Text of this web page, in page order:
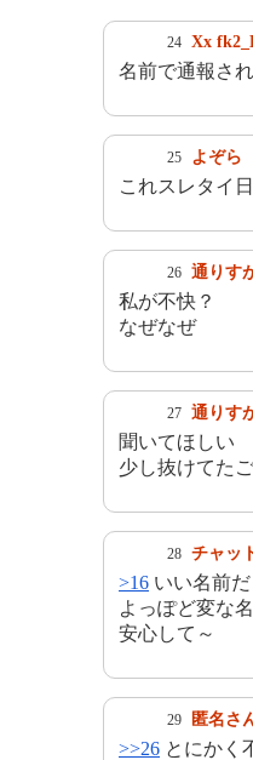
24 Xx
名前で通報さ
25 よぞら
これスレタイ
26 通りす
私が不快？
なぜなぜ
27 通りす
聞いてほしい
少し抜けてた
28 チャッ
>16 いい名前だ
よっぽど変な
安心して～
29 匿名さ
>>26 とにかく